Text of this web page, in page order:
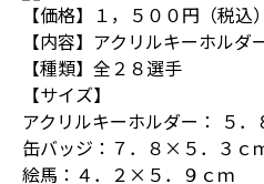
【価格】１，５００円（税込）
【内容】アクリルキーホル
【種類】全２８選手
【サイズ】
アクリルキーホルダー： ５
缶バッジ：７．８×５．３ｃ
絵馬：４．２×５．９ｃｍ